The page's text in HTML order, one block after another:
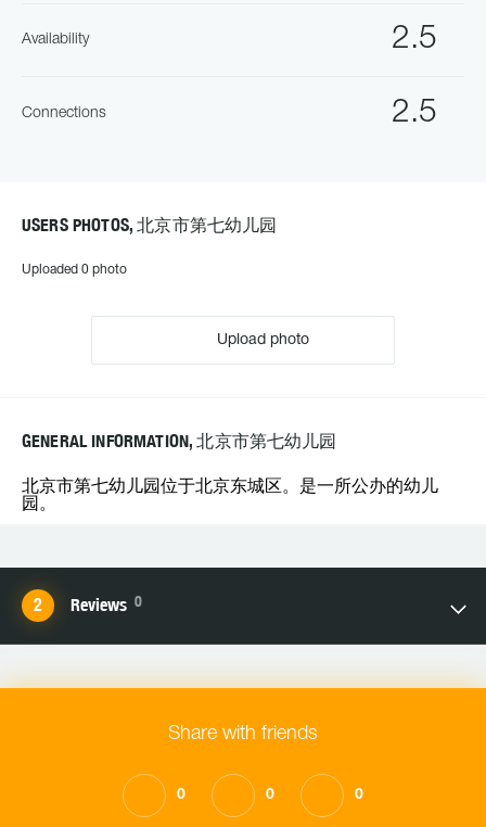
2.5
Availability
2.5
Connections
USERS PHOTOS, 北京市第七幼儿园
Uploaded 0 photo
Upload photo
GENERAL INFORMATION, 北京市第七幼儿园
北京市第七幼儿园位于北京东城区。是一所公办的幼儿
园。
Reviews 0
Share with friends
0 0 0